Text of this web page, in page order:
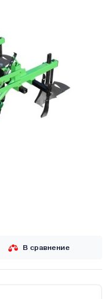
В сравнение